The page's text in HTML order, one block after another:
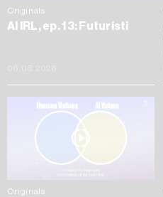
Originals
AI IRL, ep. 13: Futuristi
Originals